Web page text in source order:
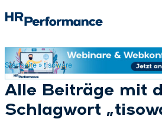
Suchen
Startseite» tisoware
Alle Beiträge mit
Schlagwort